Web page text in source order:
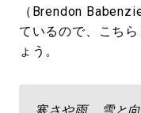
（Brendon
ているので、こち
ょう。